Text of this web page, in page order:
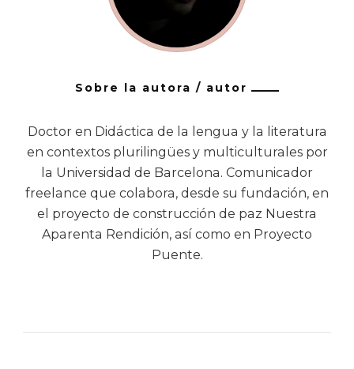
Sobre la autora / autor
Doctor en Didáctica de la lengua y la literatura
en contextos plurilingües y multiculturales por
la Universidad de Barcelona. Comunicador
freelance que colabora, desde su fundación, en
el proyecto de construcción de paz Nuestra
Aparenta Rendición, así como en Proyecto
Puente.